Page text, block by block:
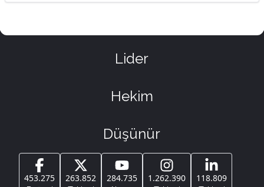
Lider
Hekim
Düşünür
453.275 263.852 284.735 1.262.390 118.809